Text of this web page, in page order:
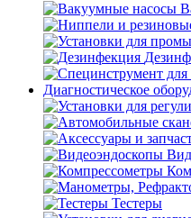
Диагностическое
Тестеры